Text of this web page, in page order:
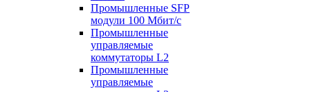
Промышленные SFP
модули 100 Мбит/c
Промышленные
управляемые
коммутаторы L2
Промышленные
управляемые